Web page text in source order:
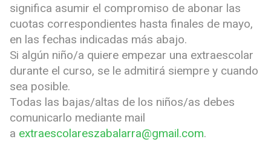
significa asumir el compromiso de abonar las
cuotas correspondientes hasta finales de mayo,
en las fechas indicadas más abajo.
Si algún niño/a quiere empezar una extraescolar
durante el curso, se le admitirá siempre y cuando
sea posible.
Todas las bajas/altas de los niños/as debes
comunicarlo mediante mail
a extraescolareszabalarra@gmail.com.